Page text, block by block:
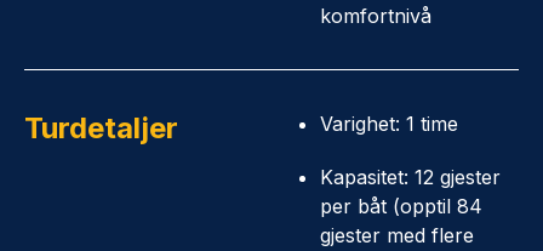
komfortnivå
Turdetaljer Varighet: 1 time
Kapasitet: 12 gjester
per båt (opptil 84
gjester med flere